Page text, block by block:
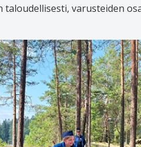
varusteiden